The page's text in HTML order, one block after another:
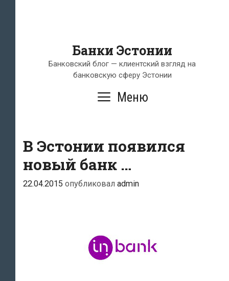
Банки Эстонии
Банковский блог — клиентский взгляд на
банковскую сферу Эстонии
Меню
В Эстонии появился
новый банк …
22.04.2015 опубликовал admin